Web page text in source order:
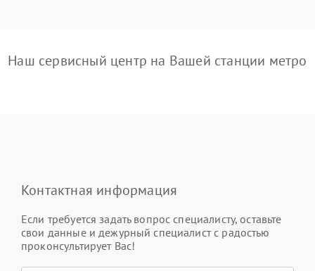
Наш сервисный центр на Вашей станции метро
Контактная информация
Если требуется задать вопрос специалисту, оставьте
свои данные и дежурный специалист с радостью
проконсультирует Вас!